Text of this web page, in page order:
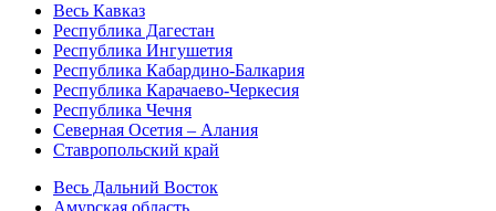
Весь Кавказ
Республика Дагестан
Республика Ингушетия
Республика Кабардино-Балкария
Республика Карачаево-Черкесия
Республика Чечня
Северная Осетия – Алания
Ставропольский край
Весь Дальний Восток
Амурская область